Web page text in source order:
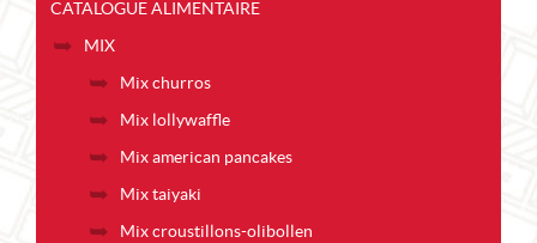
CATALOGUE ALIMENTAIRE
MIX
Mix churros
Mix lollywaffle
Mix american pancakes
Mix taiyaki
Mix croustillons-olibollen